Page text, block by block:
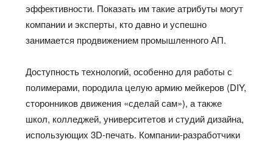
эффективности. Показать им такие атрибуты могут
компании и эксперты, кто давно и успешно
занимается продвижением промышленного АП.
Доступность технологий, особенно для работы с
полимерами, породила целую армию мейкеров (DIY,
сторонников движения «сделай сам»), а также
школ, колледжей, университетов и студий дизайна,
использующих 3D-печать. Компании-разработчики